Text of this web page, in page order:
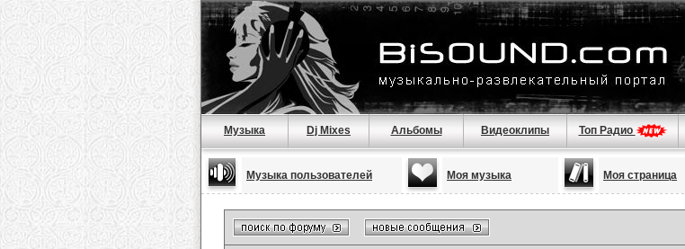
Музыка Dj Mixes Альбомы Видеоклипы Топ Радио
Музыка пользователей Моя музыка Моя страница